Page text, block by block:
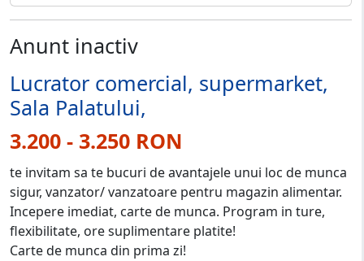
Anunt inactiv
Lucrator comercial, supermarket,
Sala Palatului,
3.200 - 3.250 RON
te invitam sa te bucuri de avantajele unui loc de munca
sigur, vanzator/ vanzatoare pentru magazin alimentar.
Incepere imediat, carte de munca. Program in ture,
flexibilitate, ore suplimentare platite!
Carte de munca din prima zi!